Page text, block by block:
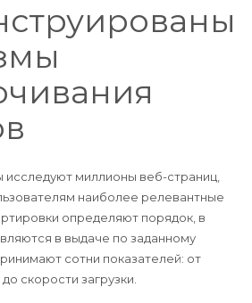
исследуют миллионы веб-страниц,
наиболее релевантные
определяют порядок, в
в выдаче по заданному
сотни показателей: от
скорости загрузки.